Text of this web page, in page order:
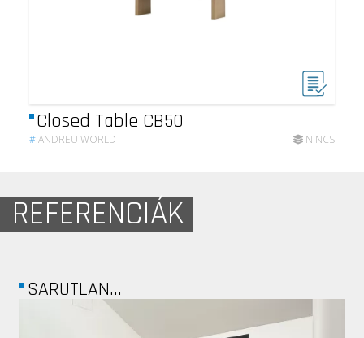
Closed Table CB50
#ANDREU WORLD NINCS
REFERENCIÁK
SARUTLAN...